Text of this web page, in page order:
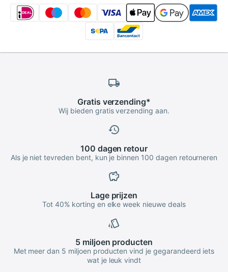
Gratis verzending*
Wij bieden gratis verzending aan.
100 dagen retour
Als je niet tevreden bent, kun je binnen 100 dagen retourneren
Lageprijzen
Tot 40% korting en elke week nieuwe deals
5 miljoen producten
Met meer dan 5 miljoen producten vind je gegarandeerd iets
wat je leuk vindt